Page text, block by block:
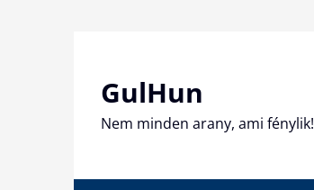
GulHun
Nem minden arany, ami fénylik!